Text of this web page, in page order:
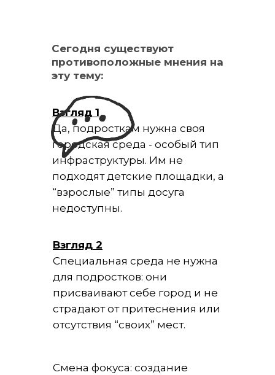
Сегодня существуют
противоположные мнения на
эту тему:
Взгляд 1
Да, подросткам нужна своя
городская среда - особый тип
инфраструктуры. Им не
подходят детские площадки, а
“взрослые” типы досуга
недоступны.
Взгляд 2
Специальная среда не нужна
для подростков: они
присваивают себе город и не
страдают от притеснения или
отсутствия “своих” мест.
Смена фокуса: создание